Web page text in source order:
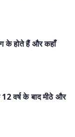
के होते हैं और कहाँ
वर्ष के बाद मीठे और